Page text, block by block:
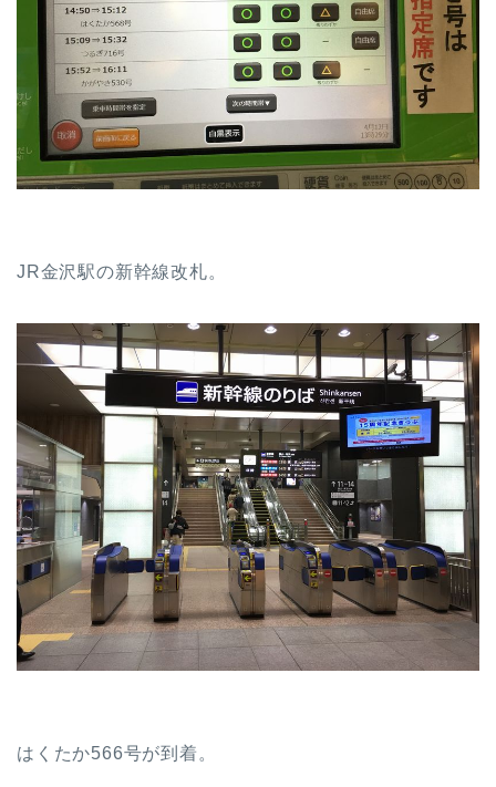
JR金沢駅の新幹線改札。
はくたか566号が到着。